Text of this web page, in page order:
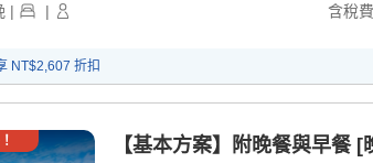
| | 含稅
NT$2,607 折扣
【基本方案】附晚餐與早餐